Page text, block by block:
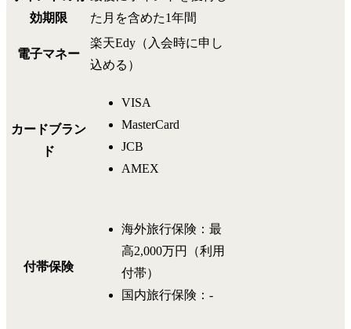
効期限
た月を含めた1年間
電子マネー
楽天Edy（入会時に申し
込める）
カードブラン
ド
VISA
MasterCard
JCB
AMEX
付帯保険
海外旅行保険：最
高2,000万円（利用
付帯）
国内旅行保険：-